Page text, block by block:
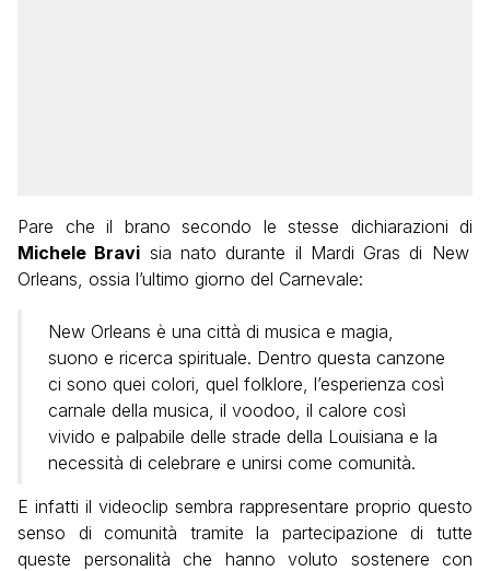
Pare che il brano secondo le stesse dichiarazioni di
Michele Bravi sia nato durante il Mardi Gras di New
Orleans, ossia l’ultimo giorno del Carnevale:
New Orleans è una città di musica e magia,
suono e ricerca spirituale. Dentro questa canzone
ci sono quei colori, quel folklore, l’esperienza così
carnale della musica, il voodoo, il calore così
vivido e palpabile delle strade della Louisiana e la
necessità di celebrare e unirsi come comunità.
E infatti il videoclip sembra rappresentare proprio questo
senso di comunità tramite la partecipazione di tutte
queste personalità che hanno voluto sostenere con